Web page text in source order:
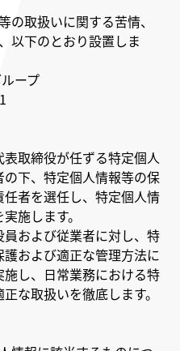
の取扱いに関する苦情、
以下のとおり設置しま
ープ
表取締役が任ずる特定個人
下、特定個人情報等の保
者を選任し、特定個人情
施します。
員および従業者に対し、特
および適正な管理方法に
し、日常業務における特
な取扱いを徹底します。